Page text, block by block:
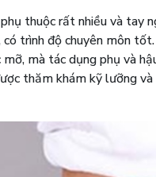
thuộc rất nhiều và tay
trình độ chuyên môn
mà tác dụng phụ và
thăm khám kỹ lưỡng